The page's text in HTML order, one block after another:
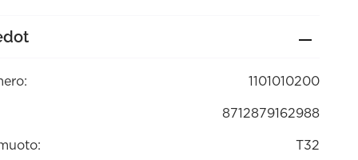
1101010200
8712879162988
T32